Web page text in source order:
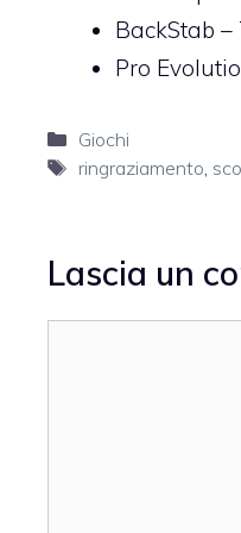
BackStab –
Pro
Categorie
Giochi
Tag
ringraziamento,
Lascia un